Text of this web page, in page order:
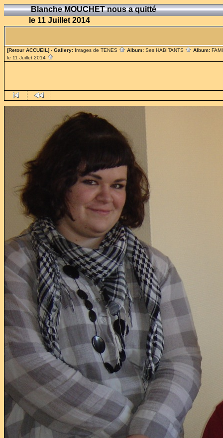
Blanche MOUCHET nous a quitté
le 11 Juillet 2014
[Retour ACCUEIL] - Gallery: Images de TENES Album: Ses HABITANTS Album:
le 11 Juillet 2014